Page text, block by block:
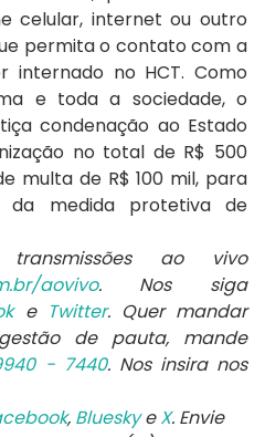
celular, internet ou outro
permita o contato com a
internado no HCT. Como
e toda a sociedade, o
condenação ao Estado
no total de R$ 500
multa de R$ 100 mil, para
da medida protetiva de
transmissões ao vivo
aovivo. Nos siga
e Twitter. Quer mandar
de pauta, mande
- 7440. Nos insira nos
, BlueskyeX. Envie